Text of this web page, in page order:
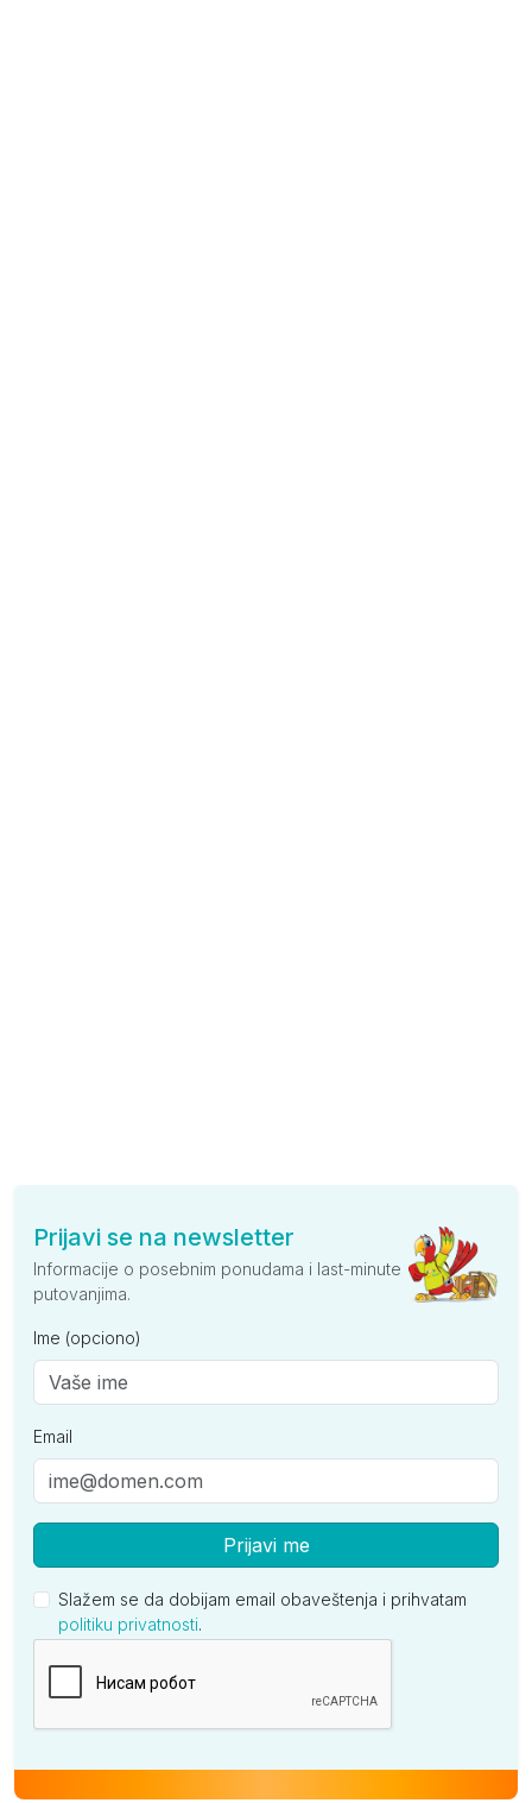
Prijavi se na newsletter
Informacije o posebnim ponudama i last-minute
putovanjima.
Ime (opciono)
Email
Prijavi me
Slažem se da dobijam email obaveštenja i prihvatam
politiku privatnosti.